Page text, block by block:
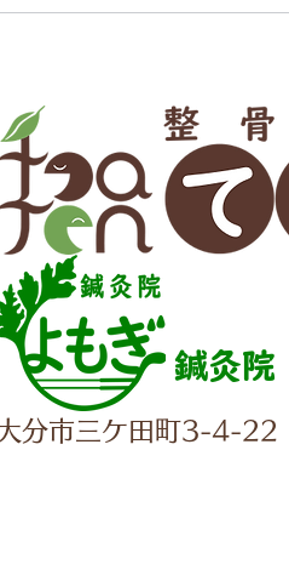
鍼灸院
分市三ケ田町3-4-22